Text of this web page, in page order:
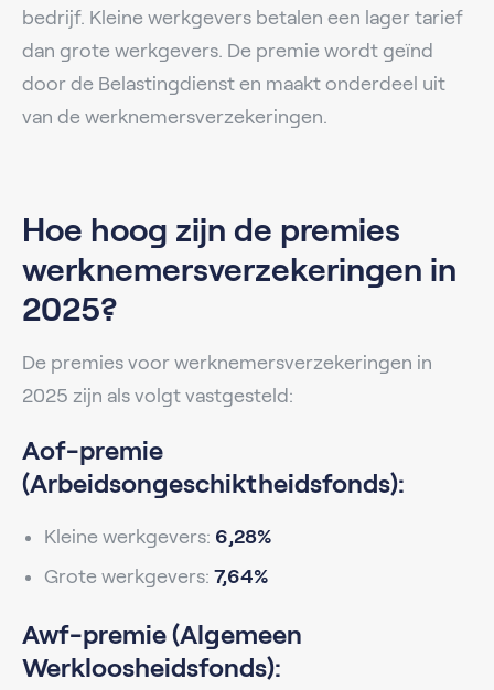
bedrijf. Kleine werkgevers betalen een lager tarief
dan grote werkgevers. De premie wordt geïnd
door de Belastingdienst en maakt onderdeel uit
van de werknemersverzekeringen.
Hoe hoog zijn de premies
werknemersverzekeringen in
2025?
De premies voor werknemersverzekeringen in
2025 zijn als volgt vastgesteld:
Aof-premie
(Arbeidsongeschiktheidsfonds):
Kleine werkgevers: 6,28%
Grote werkgevers: 7,64%
Awf-premie (Algemeen
Werkloosheidsfonds):